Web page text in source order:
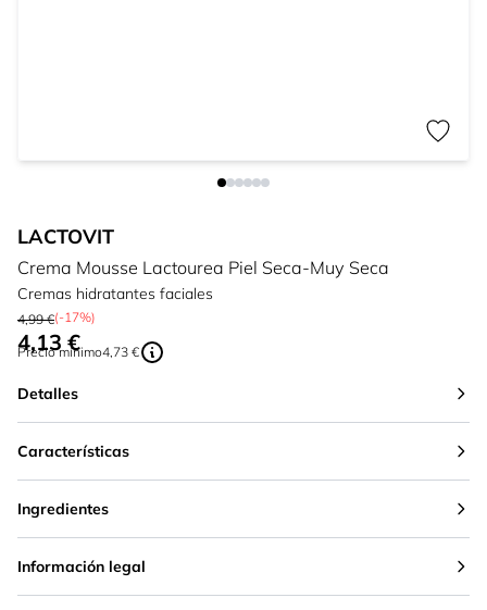
LACTOVIT
Crema Mousse Lactourea Piel Seca-Muy Seca
Cremas hidratantes faciales
4,99 €(-17%)
Tan bajo como:
4,13 €
Precio mínimo4,73 €
Detalles
Características
Ingredientes
Información legal